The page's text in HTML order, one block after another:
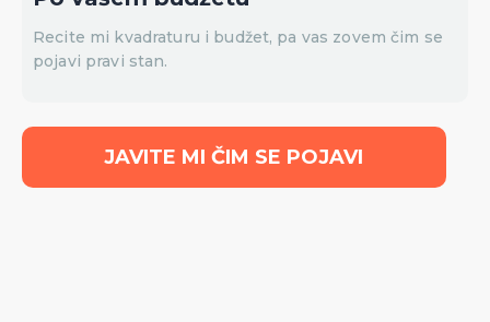
Recite mi kvadraturu i budžet, pa vas zovem čim se
pojavi pravi stan.
JAVITE MI ČIM SE POJAVI